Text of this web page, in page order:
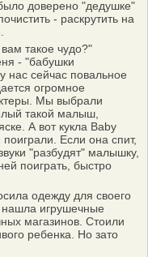
доверено "дедушке"
- раскрутить на
такое чудо?"
- "бабушки
нас сейчас повальное
огромное
Мы выбрали
такой малыш,
А вот кукла Baby
Если она спит,
"разбудят" малышку,
поиграть, быстро
одежду для своего
игрушечные
магазинов. Стоили
ребенка. Но зато